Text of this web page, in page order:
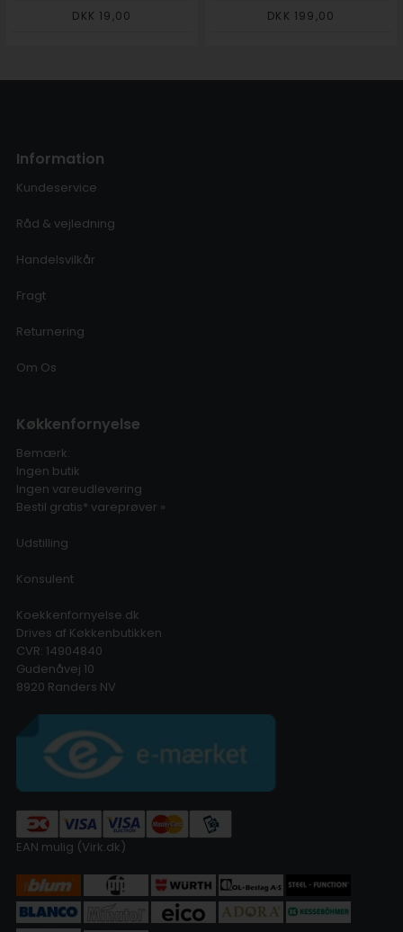
DKK 19,00 DKK 199,00
Information
Kundeservice
Råd & vejledning
Handelsvilkår
Fragt
Returnering
Om Os
Køkkenfornyelse
Bemærk:
Ingen butik
Ingen vareudlevering
Bestil gratis* vareprøver »
Udstilling
Konsulent
Koekkenfornyelse.dk
Drives af Køkkenbutikken
CVR: 14904840
Gudenåvej 10
8920 Randers NV
EAN mulig (Virk.dk)